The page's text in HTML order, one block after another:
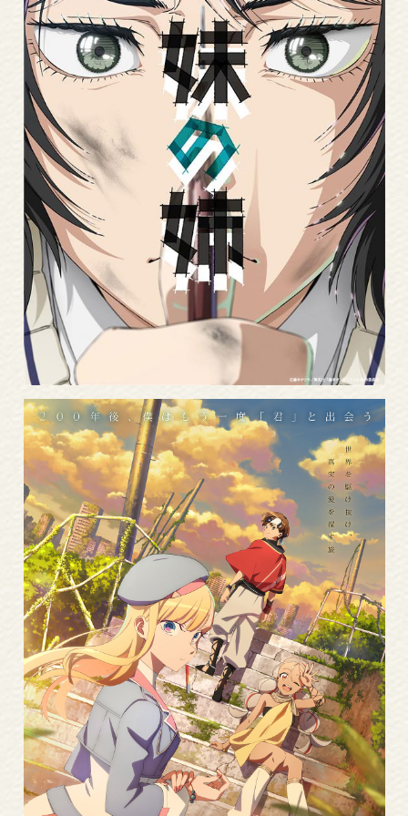
Read
More
Read
More